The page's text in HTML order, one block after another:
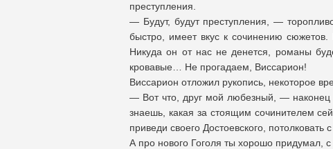
преступления.
— Будут, будут преступления, —
быстро, имеет вкус к сочинению
Никуда он от нас не денется, романы
кровавые… Не прогадаем, Виссарион!
Виссарион отложил рукопись, некоторое
— Вот что, друг мой любезный, —
знаешь, какая за стоящим сочинителем
приведи своего Достоевского,
А про нового Гоголя ты хорошо придумал,